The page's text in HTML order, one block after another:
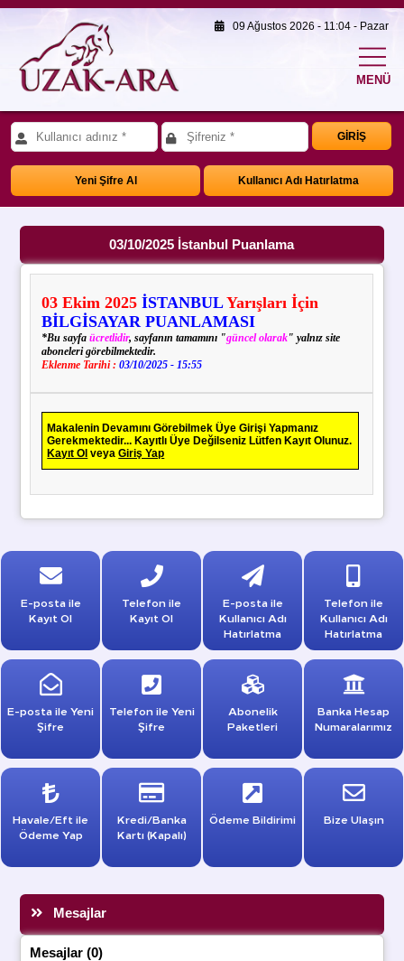
09 Ağustos 2026 - 11:04 - Pazar
MENÜ
GİRİŞ
Yeni Şifre Al Kullanıcı Adı Hatırlatma
03/10/2025 İstanbul Puanlama
03Ekim 2025İSTANBULYarışları İçin
BİLGİSAYAR PUANLAMASI
*Bu sayfaücretlidir, sayfanın tamamını "güncel olarak" yalnız site
aboneleri görebilmektedir.
Eklenme Tarihi : 03/10/2025 - 15:55
Makalenin Devamını Görebilmek Üye Girişi Yapmanız
Gerekmektedir... Kayıtlı Üye Değilseniz Lütfen Kayıt Olunuz.
Kayıt Ol veyaGiriş Yap
E-posta ile
Kayıt Ol
Telefon ile
Kayıt Ol
E-posta ile
Kullanıcı Adı
Hatırlatma
Telefon ile
Kullanıcı Adı
Hatırlatma
E-posta ile Yeni
Şifre
Telefon ile Yeni
Şifre
Abonelik
Paketleri
Banka Hesap
Numaralarımız
Havale/Eft ile
Ödeme Yap
Kredi/Banka
Kartı (Kapalı)
Ödeme Bildirimi Bize Ulaşın
Mesajlar
Mesajlar (0)